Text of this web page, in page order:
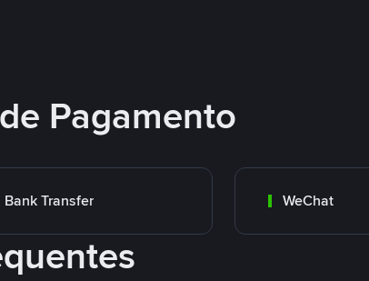
Pagamento
Bank Transfer WeChat